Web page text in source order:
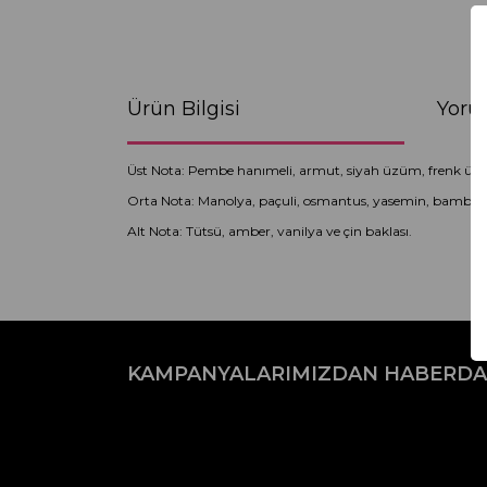
Ürün Bilgisi
Üst Nota: Pembe hanımeli, armut, siyah üzüm, frenk
Orta Nota: Manolya, paçuli, osmantus, yasemin, bambu
Alt Nota: Tütsü, amber, vanilya ve çin baklası.
Bu ürünün fiyat bilgisi, resim, ürün
Görüş ve önerileriniz için teşekkür ederiz.
Ürün resmi kalitesiz, bozuk veya
KAMPANYALARIMIZDAN